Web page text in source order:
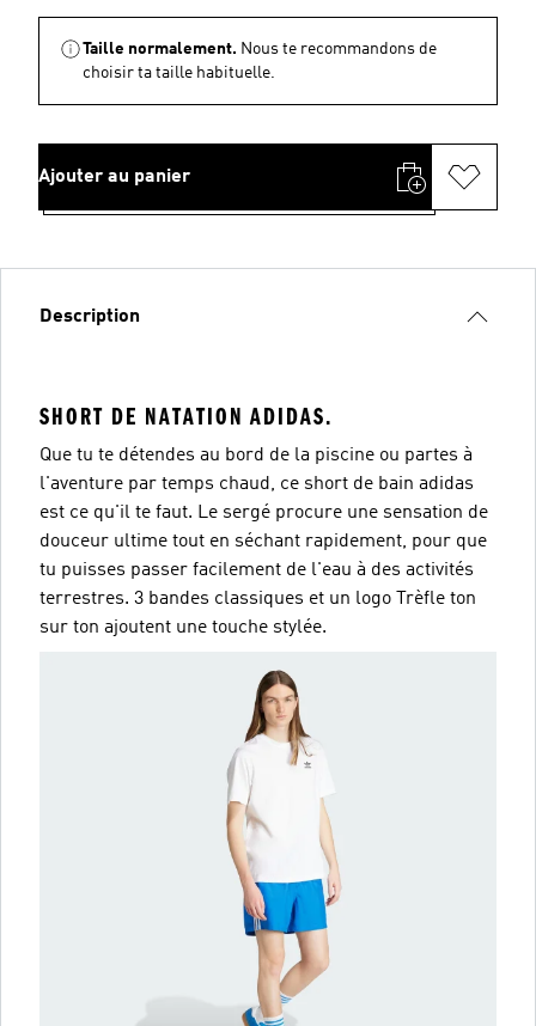
Taille normalement. Nous te recommandons de
choisir ta taille habituelle.
Ajouter au panier
Description
SHORT DE NATATION ADIDAS.
Que tu te détendes au bord de la piscine ou partes à
l'aventure par temps chaud, ce short de bain adidas
est ce qu'il te faut. Le sergé procure une sensation de
douceur ultime tout en séchant rapidement, pour que
tu puisses passer facilement de l'eau à des activités
terrestres. 3 bandes classiques et un logo Trèfle ton
sur ton ajoutent une touche stylée.